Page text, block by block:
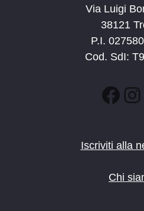
Via Luigi
38121
P.I.
Cod. SdI:
Iscriviti alla
Chi